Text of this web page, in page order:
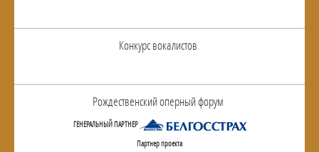
Конкурс вокалистов
Рождественский оперный форум
ГЕНЕРАЛЬНЫЙ ПАРТНЕР
Партнер проекта